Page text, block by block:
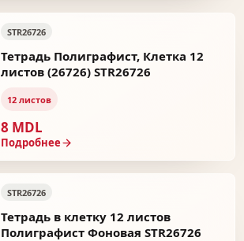
STR26726
Тетрадь Полиграфист, Клетка 12
листов (26726) STR26726
12 листов
8 MDL
Подробнее
STR26726
Тетрадь в клетку 12 листов
Полиграфист Фоновая STR26726